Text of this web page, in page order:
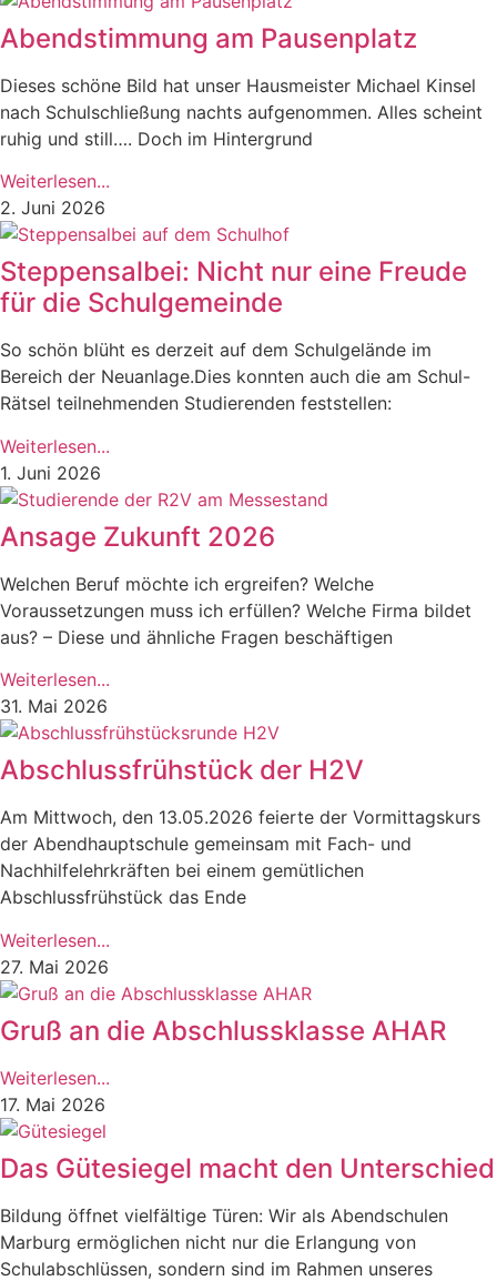
Abendstimmung am Pausenplatz
Dieses schöne Bild hat unser Hausmeister Michael Kinsel
nach Schulschließung nachts aufgenommen. Alles scheint
ruhig und still…. Doch im Hintergrund
Weiterlesen...
2. Juni 2026
Steppensalbei: Nicht nur eine Freude
für die Schulgemeinde
So schön blüht es derzeit auf dem Schulgelände im
Bereich der Neuanlage.Dies konnten auch die am Schul-
Rätsel teilnehmenden Studierenden feststellen:
Weiterlesen...
1. Juni 2026
Ansage Zukunft 2026
Welchen Beruf möchte ich ergreifen? Welche
Voraussetzungen muss ich erfüllen? Welche Firma bildet
aus? – Diese und ähnliche Fragen beschäftigen
Weiterlesen...
31. Mai 2026
Abschlussfrühstück der H2V
Am Mittwoch, den 13.05.2026 feierte der Vormittagskurs
der Abendhauptschule gemeinsam mit Fach- und
Nachhilfelehrkräften bei einem gemütlichen
Abschlussfrühstück das Ende
Weiterlesen...
27. Mai 2026
Gruß an die Abschlussklasse AHAR
Weiterlesen...
17. Mai 2026
Das Gütesiegel macht den Unterschied
Bildung öffnet vielfältige Türen: Wir als Abendschulen
Marburg ermöglichen nicht nur die Erlangung von
Schulabschlüssen, sondern sind im Rahmen unseres